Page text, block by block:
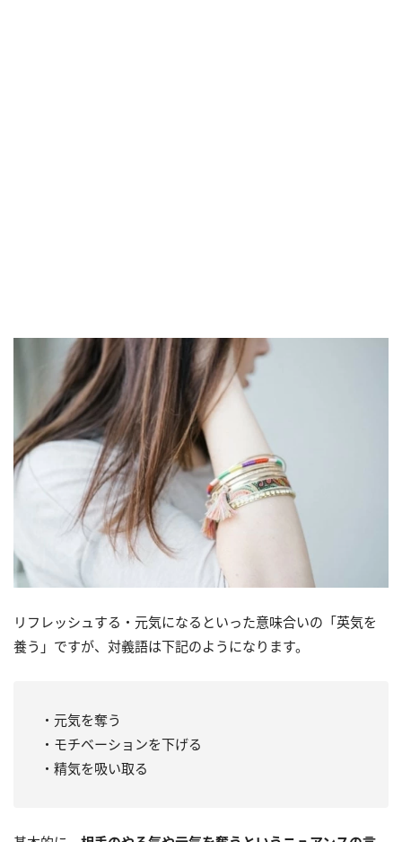
リフレッシュする・元気になるといった意味合いの「英気を
養う」ですが、対義語は下記のようになります。
・元気を奪う
・モチベーションを下げる
・精気を吸い取る